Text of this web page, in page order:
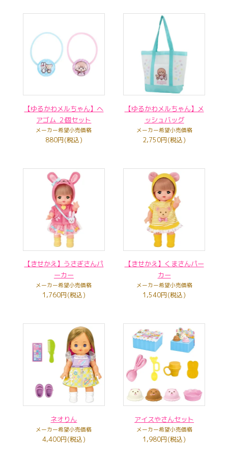
【ゆるかわメルちゃん】ヘ
アゴム ２個セット
メーカー希望小売価格
880円(税込)
【ゆるかわメルちゃん】メ
ッシュバッグ
メーカー希望小売価格
2,750円(税込)
【きせかえ】うさぎさんパ
ーカー
メーカー希望小売価格
1,760円(税込)
【きせかえ】くまさんパー
カー
メーカー希望小売価格
1,540円(税込)
ネオりん
メーカー希望小売価格
4,400円(税込)
アイスやさんセット
メーカー希望小売価格
1,980円(税込)